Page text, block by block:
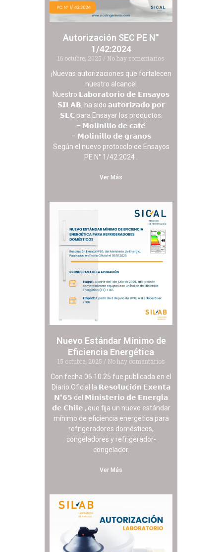
Autorización SEC PE N°
1/42:2024
16 octubre, 2025
No hay comentarios
¡Nuevas autorizaciones que fortalecen
nuestro alcance!
Nuestro 𝗟𝗮𝗯𝗼𝗿𝗮𝘁𝗼𝗿𝗶𝗼 𝗱𝗲 𝗘𝗻𝘀𝗮𝘆𝗼𝘀
𝗦𝗜𝗟𝗔𝗕, ha sido 𝗮𝘂𝘁𝗼𝗿𝗶𝘇𝗮𝗱𝗼 𝗽𝗼𝗿
𝗦𝗘𝗖 para Ensayar los productos:
– 𝗠𝗼𝗹𝗶𝗻𝗶𝗹𝗹𝗼 𝗱𝗲 𝗰𝗮𝗳𝗲́
– 𝗠𝗼𝗹𝗶𝗻𝗶𝗹𝗹𝗼 𝗱𝗲 𝗴𝗿𝗮𝗻𝗼𝘀
Según el nuevo protocolo de Ensayos
PE N° 1/42:2024 .
Ver Más
Nuevo Estándar Mínimo de
Eficiencia Energética
15 octubre, 2025
No hay comentarios
Con fecha 06.10.25 fue publicada en el
Diario Oficial la 𝗥𝗲𝘀𝗼𝗹𝘂𝗰𝗶𝗼́𝗻 𝗘𝘅𝗲𝗻𝘁𝗮
𝗡°𝟲𝟱 del 𝗠𝗶𝗻𝗶𝘀𝘁𝗲𝗿𝗶𝗼 𝗱𝗲 𝗘𝗻𝗲𝗿𝗴𝗶́𝗮
𝗱𝗲 𝗖𝗵𝗶𝗹𝗲 , que fija un nuevo estándar
mínimo de eficiencia energética para
refrigeradores domésticos,
congeladores y refrigerador-
congelador.
Ver Más